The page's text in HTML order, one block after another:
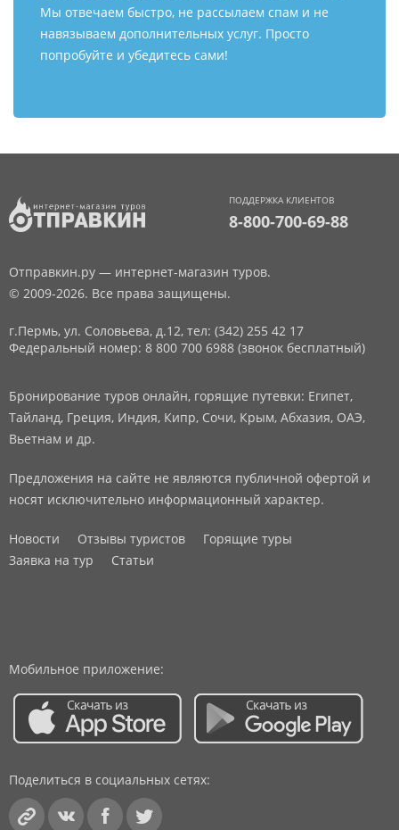
Мы отвечаем быстро, не рассылаем спам и не
навязываем дополнительных услуг. Просто
попробуйте и убедитесь сами!
ПОДДЕРЖКА КЛИЕНТОВ
8-800-700-69-88
Отправкин.ру — интернет-магазин туров.
© 2009-2026. Все права защищены.
г.Пермь, ул. Соловьева, д.12, тел: (342) 255 42 17
Федеральный номер: 8 800 700 6988 (звонок бесплатный)
Бронирование туров онлайн, горящие путевки: Египет,
Тайланд, Греция, Индия, Кипр, Сочи, Крым, Абхазия, ОАЭ,
Вьетнам и др.
Предложения на сайте не являются публичной офертой и
носят исключительно информационный характер.
Новости Отзывы туристов
Горящие туры
Заявка на тур
Статьи
Мобильное приложение:
Поделиться в социальных сетях: